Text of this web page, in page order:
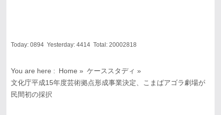
Today: 0894Yesterday: 4414Total: 20002818
You are here : Home » ケーススタディ »
文化庁平成15年度芸術拠点形成事業決定、こまばアゴラ劇場が
民間初の採択